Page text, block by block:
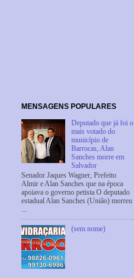
MENSAGENS POPULARES
Deputado que já foi o
mais votado do
município de
Barrocas, Alan
Sanches morre em
Salvador
Senador Jaques Wagner, Prefeito
Almir e Alan Sanches que na época
apoiava o governo petista O deputado
estadual Alan Sanches (União) morreu
...
(sem nome)